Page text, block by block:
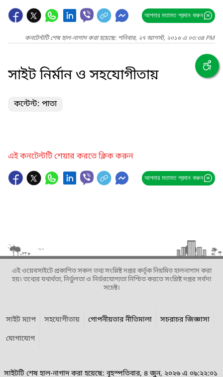
আপনার মতামত প্রদান করুন
কনটেন্টটি শেষ হাল-নাগাদ করা হয়েছে: শনিবার, ২৭ আগস্ট, ২০১৬ এ ০৩:৩৪ PM
সাইট নির্মান ও সহযোগীতায়
কন্টেন্ট: পাতা
এই কনটেন্টটি শেয়ার করতে ক্লিক করুন
আপনার মতামত প্রদান করুন
এই ওয়েবসাইটে প্রকাশিত সকল তথ্য সংশ্লিষ্ট দপ্তর কর্তৃক নিয়মিত হালনাগাদ করা
হয়। তথ্যের যথার্থতা, নির্ভুলতা ও নির্ভরযোগ্যতা নিশ্চিত করতে সংশ্লিষ্ট দপ্তর সর্বদা
সচেষ্ট।
সাইট ম্যাপ সহযোগীতায় গোপনীয়তার নীতিমালা
সচরাচর জিজ্ঞাসা
যোগাযোগ
সাইটটি শেষ হাল-নাগাদ করা হয়েছে: বৃহস্পতিবার, ৪ জুন, ২০২৬ এ ০৯:২২:০১